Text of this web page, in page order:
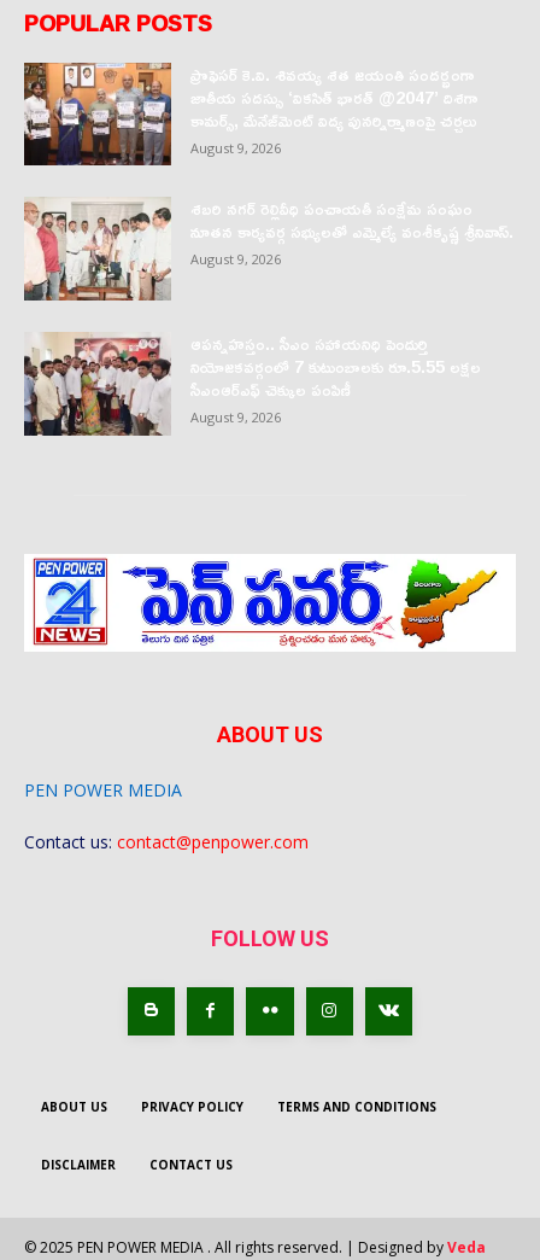
POPULAR POSTS
ప్రొఫెసర్‌ కె.వి. శివయ్య శత జయంతి సందర్భంగా
జాతీయ సదస్సు ‘వికసిత్‌ భారత్‌ @2047’ దిశగా
కామర్స్‌, మేనేజ్‌మెంట్‌ విద్య పునర్నిర్మాణంపై చర్చలు
August 9, 2026
శబరి నగర్ రెల్లివీధి పంచాయతీ సంక్షేమ సంఘం
నూతన కార్యవర్గ సభ్యులతో ఎమ్మెల్యే వంశీకృష్ణ శ్రీనివాస్.
August 9, 2026
ఆపన్నహస్తం.. సీఎం సహాయనిధి పెందుర్తి
నియోజకవర్గంలో 7 కుటుంబాలకు రూ.5.55 లక్షల
సీఎంఆర్‌ఎఫ్ చెక్కుల పంపిణీ
August 9, 2026
ABOUT US
PEN POWER MEDIA
Contact us: contact@penpower.com
FOLLOW US
ABOUT US PRIVACY POLICY TERMS AND CONDITIONS
DISCLAIMER CONTACT US
© 2025 PEN POWER MEDIA . All rights reserved. | Designed byVeda